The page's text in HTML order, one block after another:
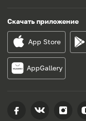
Скачать приложение
App Store
AppGallery